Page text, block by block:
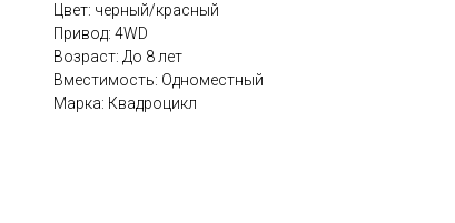
Цвет: черный/красный
Привод: 4WD
Возраст: До 8 лет
Вместимость: Одноместный
Марка: Квадроцикл